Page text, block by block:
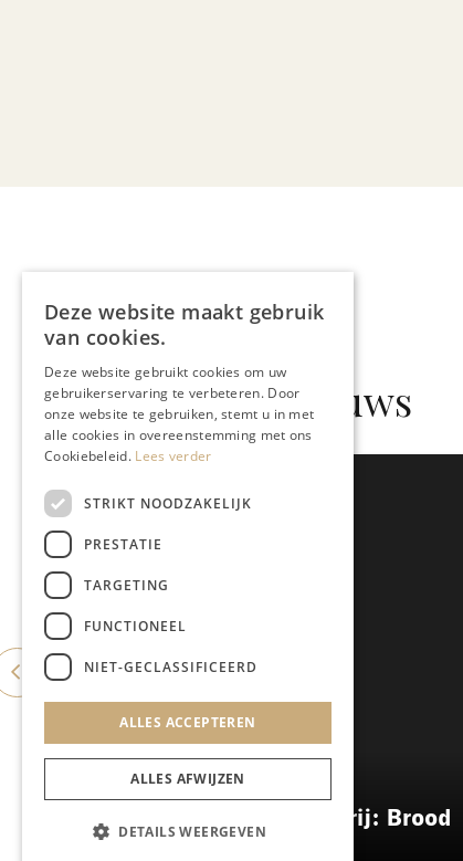
Gerelateerd nieuws
GASTRONOMIE
ES&C opent eigen bakkerij: Brood
Atelier
Deze website maakt gebruik
van cookies.
Deze website gebruikt cookies om uw
gebruikerservaring te verbeteren. Door
onze website te gebruiken, stemt u in met
alle cookies in overeenstemming met ons
Cookiebeleid. Lees verder
STRIKT NOODZAKELIJK
PRESTATIE
TARGETING
FUNCTIONEEL
NIET-GECLASSIFICEERD
ALLES ACCEPTEREN
ALLES AFWIJZEN
DETAILS WEERGEVEN